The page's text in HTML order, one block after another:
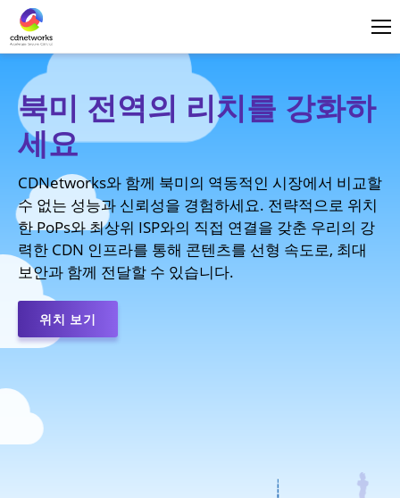
북미 전역의 리치를 강화하
세요
CDNetworks와 함께 북미의 역동적인 시장에서 비교할
수 없는 성능과 신뢰성을 경험하세요. 전략적으로 위치
한 PoPs와 최상위 ISP와의 직접 연결을 갖춘 우리의 강
력한 CDN 인프라를 통해 콘텐츠를 선형 속도로, 최대
보안과 함께 전달할 수 있습니다.
위치 보기